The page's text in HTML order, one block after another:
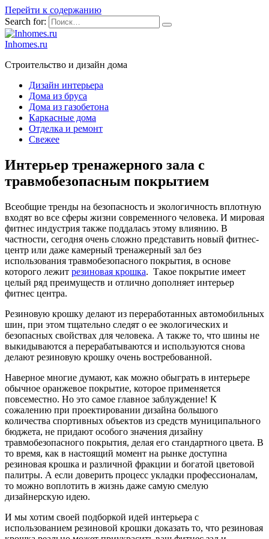
Перейти к содержанию
Search for:
Inhomes.ru
Строительство и дизайн дома
Дизайн интерьера
Дома из бруса
Дома из газобетона
Каркасные дома
Отделка и ремонт
Свежее
Интерьер тренажерного зала с
травмобезопасным покрытием
Всеобщие тренды на безопасность и экологичность вплотную
входят во все сферы жизни современного человека. И мировая
фитнес индустрия также поддалась этому влиянию. В
частности, сегодня очень сложно представить новый фитнес-
центр или даже камерный тренажерный зал без
использования травмобезопасного покрытия, в основе
которого лежит резиновая крошка. Такое покрытие имеет
целый ряд преимуществ и отлично дополняет интерьер
фитнес центра.
Резиновую крошку делают из переработанных автомобильных
шин, при этом тщательно следят о ее экологических и
безопасных свойствах для человека. А также то, что шины не
выкидываются а перерабатываются и используются снова
делают резиновую крошку очень востребованной.
Наверное многие думают, как можно обыграть в интерьере
обычное оранжевое покрытие, которое применяется
повсеместно. Но это самое главное заблуждение! К
сожалению при проектировании дизайна большого
количества спортивных объектов из средств муниципального
бюджета, не придают особого значения дизайну
травмобезопасного покрытия, делая его стандартного цвета. В
то время, как в настоящий момент на рынке доступна
резиновая крошка и различной фракции и богатой цветовой
палитры. А если доверить процесс укладки профессионалам,
то можно воплотить в жизнь даже самую смелую
дизайнерскую идею.
И мы хотим своей подборкой идей интерьера с
использованием резиновой крошки доказать то, что резиновая